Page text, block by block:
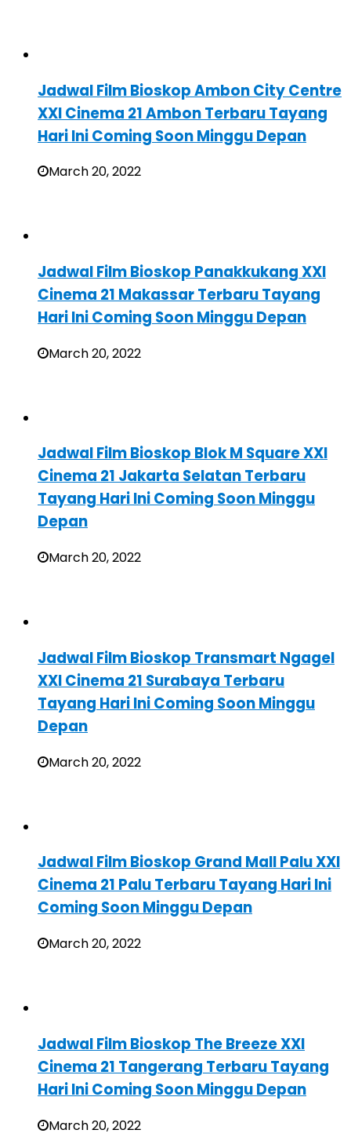
Jadwal Film Bioskop Ambon City Centre
XXI Cinema 21 Ambon Terbaru Tayang
Hari Ini Coming Soon Minggu Depan
March 20, 2022
Jadwal Film Bioskop Panakkukang XXI
Cinema 21 Makassar Terbaru Tayang
Hari Ini Coming Soon Minggu Depan
March 20, 2022
Jadwal Film Bioskop Blok M Square XXI
Cinema 21 Jakarta Selatan Terbaru
Tayang Hari Ini Coming Soon Minggu
Depan
March 20, 2022
Jadwal Film Bioskop Transmart Ngagel
XXI Cinema 21 Surabaya Terbaru
Tayang Hari Ini Coming Soon Minggu
Depan
March 20, 2022
Jadwal Film Bioskop Grand Mall Palu XXI
Cinema 21 Palu Terbaru Tayang Hari Ini
Coming Soon Minggu Depan
March 20, 2022
Jadwal Film Bioskop The Breeze XXI
Cinema 21 Tangerang Terbaru Tayang
Hari Ini Coming Soon Minggu Depan
March 20, 2022